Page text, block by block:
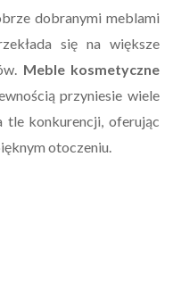
dobranymi meblami
się na większe
Meble kosmetyczne
przyniesie wiele
tle konkurencji, oferując
otoczeniu.